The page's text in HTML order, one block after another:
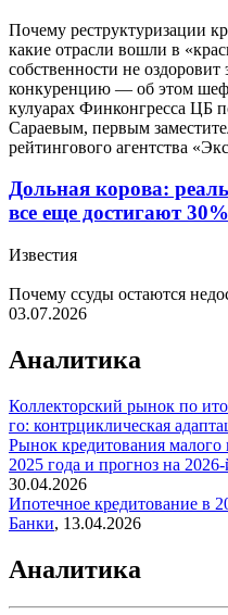
Почему реструктуризации
какие отрасли вошли в
собственности не
конкуренцию — об этом
кулуарах Финконгресса ЦБ
Сараевым, первым
рейтингового агентства
Дольная корова:
все еще достигают
Известия
Почему ссуды остаются
03.07.2026
Аналитика
Коллекторский рынок по
го: контрциклическая
Рынок кредитования малого
2025 года и прогноз на
30.04.2026
Ипотечное кредитование в
Банки, 13.04.2026
Аналитика